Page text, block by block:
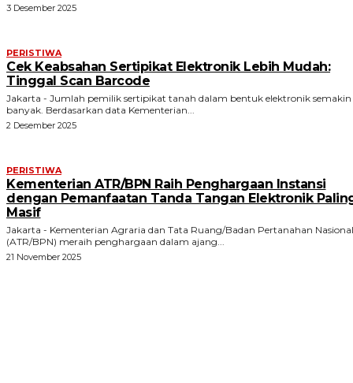
3 Desember 2025
PERISTIWA
Cek Keabsahan Sertipikat Elektronik Lebih Mudah:
Tinggal Scan Barcode
Jakarta - Jumlah pemilik sertipikat tanah dalam bentuk elektronik semakin
banyak. Berdasarkan data Kementerian...
2 Desember 2025
PERISTIWA
Kementerian ATR/BPN Raih Penghargaan Instansi
dengan Pemanfaatan Tanda Tangan Elektronik
Masif
Jakarta - Kementerian Agraria dan Tata Ruang/Badan Pertanahan Nasional
(ATR/BPN) meraih penghargaan dalam ajang...
21 November 2025